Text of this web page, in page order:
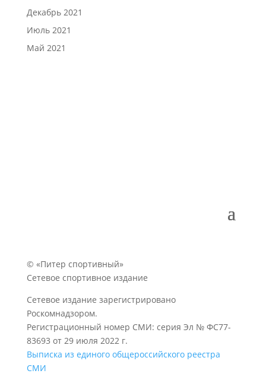
Декабрь 2021
Июль 2021
Май 2021
© «Питер спортивный»
Сетевое спортивное издание
Сетевое издание зарегистрировано
Роскомнадзором.
Регистрационный номер СМИ: серия Эл № ФС77-
83693 от 29 июля 2022 г.
Выписка из единого общероссийского реестра
СМИ